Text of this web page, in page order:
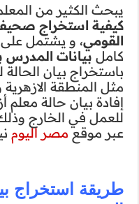
الإنترنت عن
بالرقم
أزهرعلي
، ويقوم
الجهات المعنية
التابع له، أو
بغرض السفر
القادمة
بالازهر